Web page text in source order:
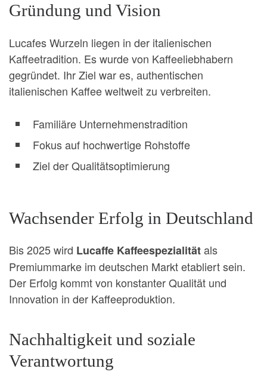
Gründung und Vision
Lucafes Wurzeln liegen in der italienischen
Kaffeetradition. Es wurde von Kaffeeliebhabern
gegründet. Ihr Ziel war es, authentischen
italienischen Kaffee weltweit zu verbreiten.
Familiäre Unternehmenstradition
Fokus auf hochwertige Rohstoffe
Ziel der Qualitätsoptimierung
Wachsender Erfolg in Deutschland
Bis 2025 wird Lucaffe Kaffeespezialitätals
Premiummarke im deutschen Markt etabliert sein.
Der Erfolg kommt von konstanter Qualität und
Innovation in der Kaffeeproduktion.
Nachhaltigkeit und soziale
Verantwortung